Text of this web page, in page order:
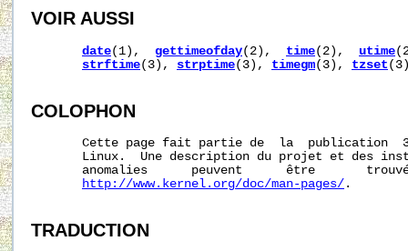
VOIR AUSSI
date(1), gettimeofday(2), time(2), utime
strftime(3), strptime(3), timegm(3), tzset
COLOPHON
Cette page fait partie de  la  publication
Linux.  Une description du projet et des
anomalies      peuvent      être
http://www.kernel.org/doc/man-pages/ .
TRADUCTION